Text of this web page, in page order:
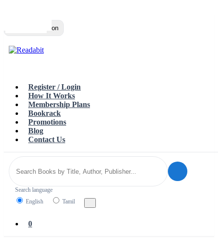
Toggle navigation
Register / Login
How It Works
Membership Plans
Bookrack
Promotions
Blog
Contact Us
Search language
English
Tamil
0